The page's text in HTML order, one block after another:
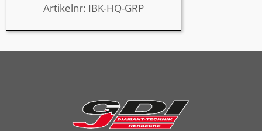
Artikelnr: IBK-HQ-GRP